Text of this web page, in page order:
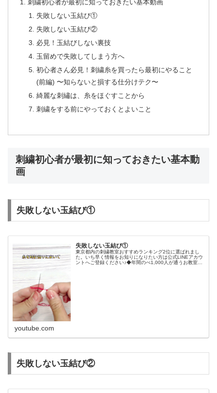
刺繍初心者が最初に知っておきたい基本動画
失敗しない玉結び①
失敗しない玉結び②
必見！玉結びしない裏技
玉留めで失敗してしまう方へ
初心者さん必見！刺繍糸を買ったら最初にやること
(前編) 〜知らないと損する仕分けテク〜
綺麗な刺繡は、糸をほぐすことから
刺繍をする前にやっておくとよいこと
刺繍初心者が最初に知っておきたい基本動
画
失敗しない玉結び①
失敗しない玉結び①
東京都内の刺繍教室おすすめランキング2位に選ばれまし
た。いち早く情報をお知りになりたい方は公式LINEアカウ
ントへご登録ください♪◆年間のべ1,000人が通うお教室
youtube.com
失敗しない玉結び②